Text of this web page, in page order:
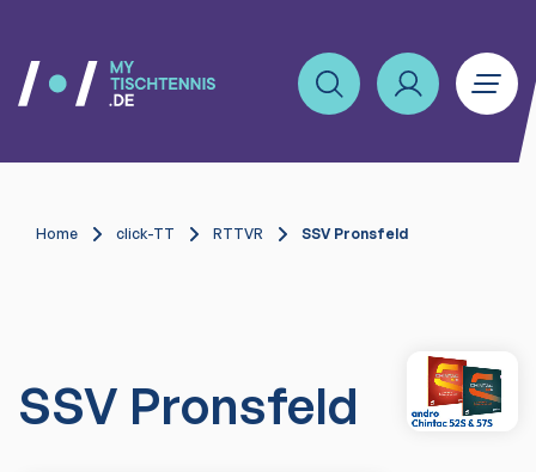
Home click-TT RTTVR SSV Pronsfeld
SSV Pronsfeld